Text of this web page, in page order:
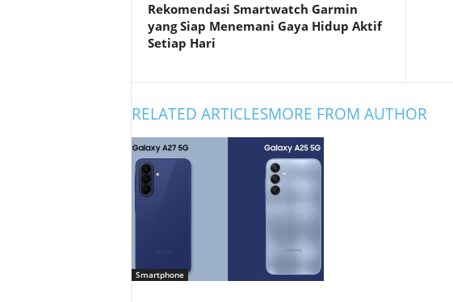
Rekomendasi Smartwatch Garmin
yang Siap Menemani Gaya Hidup Aktif
Setiap Hari
RELATED ARTICLESMORE FROM AUTHOR
Smartphone